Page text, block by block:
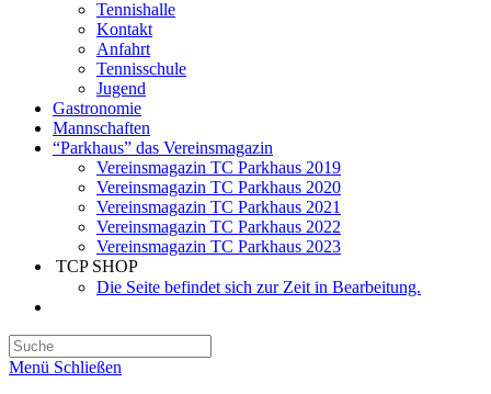
Tennishalle
Kontakt
Anfahrt
Tennisschule
Jugend
Gastronomie
Mannschaften
“Parkhaus” das Vereinsmagazin
Vereinsmagazin TC Parkhaus 2019
Vereinsmagazin TC Parkhaus 2020
Vereinsmagazin TC Parkhaus 2021
Vereinsmagazin TC Parkhaus 2022
Vereinsmagazin TC Parkhaus 2023
TCP SHOP
Die Seite befindet sich zur Zeit in Bearbeitung.
Menü Schließen